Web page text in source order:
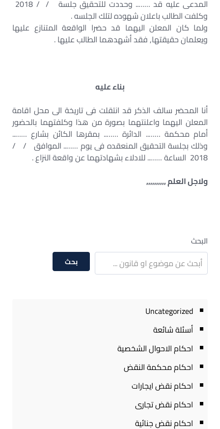
وكلفت الطالب باعلان شهوده لتلك الجلسه .
ولما كان المعلن اليهما قد حضرا الواقعة المتنازع عليها
ويعلمان حقيقتها, فقد أشهدهما الطالب عليها .
بناء عليه
أنا المحضر سالف الذكر قد انتقلت فى تاريخة الى محل اقامة
المعلن اليهما واعلنتهما بصورة من هذا وكلفتهما بالحضور
أمام محكمة …….. الدائرة …….. بمقرها الكائن بشارع ……..
وذلك بجلسة التحقيق المنعقده فى يوم …….. الموافق / /
2018 الساعة …….. للادلاء بشهادتهما عن واقعة النزاع .
ولاجل العلم ,,,,,,,,,,
البحث
بحث
Uncategorized
أسئلة شائعة
احكام الاحوال الشخصية
احكام محكمة النقض
احكام نقض ايجارات
احكام نقض تجارى
احكام نقض جنائية